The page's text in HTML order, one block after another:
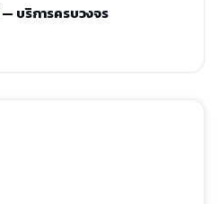
บริการครบวงจร